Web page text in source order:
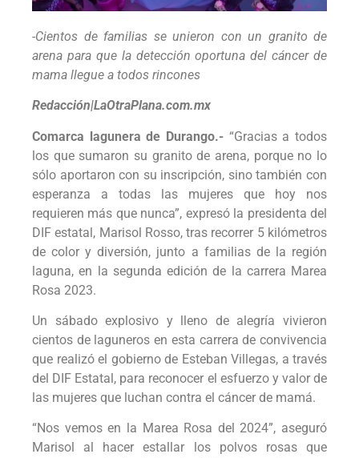
-Cientos de familias se unieron con un granito de
arena para que la detección oportuna del cáncer de
mama llegue a todos rincones
Redacción|LaOtraPlana.com.mx
Comarca lagunera de Durango.- “Gracias a todos
los que sumaron su granito de arena, porque no lo
sólo aportaron con su inscripción, sino también con
esperanza a todas las mujeres que hoy nos
requieren más que nunca”, expresó la presidenta del
DIF estatal, Marisol Rosso, tras recorrer 5 kilómetros
de color y diversión, junto a familias de la región
laguna, en la segunda edición de la carrera Marea
Rosa 2023.
Un sábado explosivo y lleno de alegría vivieron
cientos de laguneros en esta carrera de convivencia
que realizó el gobierno de Esteban Villegas, a través
del DIF Estatal, para reconocer el esfuerzo y valor de
las mujeres que luchan contra el cáncer de mamá.
“Nos vemos en la Marea Rosa del 2024”, aseguró
Marisol al hacer estallar los polvos rosas que